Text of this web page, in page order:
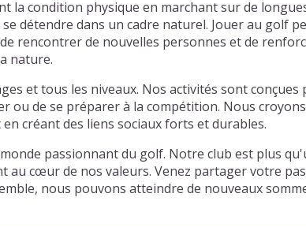
la condition physique en marchant sur de
détendre dans un cadre naturel. Jouer au golf
rencontrer de nouvelles personnes et de
nature.
et tous les niveaux. Nos activités sont conçues
ou de se préparer à la compétition. Nous croyons
créant des liens sociaux forts et durables.
passionnant du golf. Notre club est plus
au cœur de nos valeurs. Venez partager votre
nous pouvons atteindre de nouveaux